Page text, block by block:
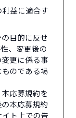
利益に適合す
の目的に反せ
、変更後の
更に係る事
のである場
応募規約を
本応募規約
ト上での告